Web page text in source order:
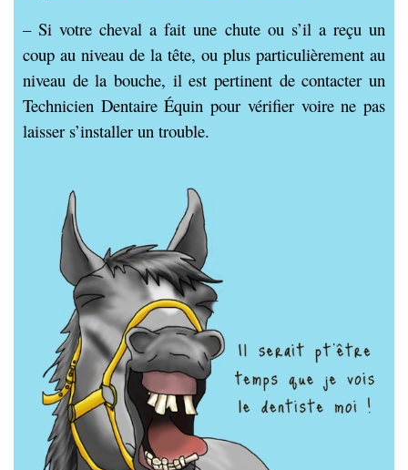
– Si votre cheval a fait une chute ou s’il a reçu un
coup au niveau de la tête, ou plus particulièrement au
niveau de la bouche, il est pertinent de contacter un
Technicien Dentaire Équin pour vérifier voire ne pas
laisser s’installer un trouble.